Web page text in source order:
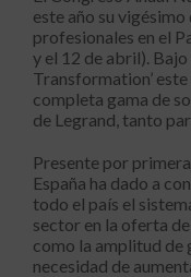
este año su
profesionales en el
y el 12 de abril).
Transformation’
completa gama de
de Legrand, tanto
Presente por
España ha dado a
todo el país el
sector en la oferta
como la amplitud de
necesidad de